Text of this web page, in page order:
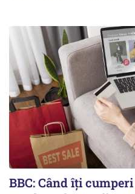
BBC: Când îți